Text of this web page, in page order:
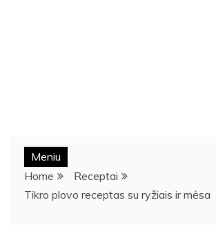
Meniu
Home
Receptai
Tikro plovo receptas su ryžiais ir mėsa